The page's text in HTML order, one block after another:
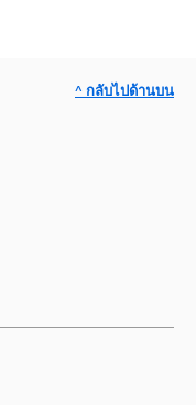
^ กลับไปด้านบน